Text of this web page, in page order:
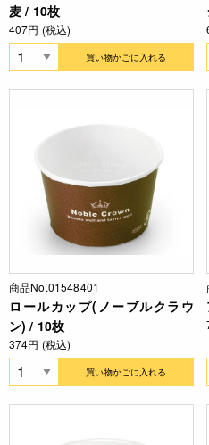
麦 / 10枚
407円 (税込)
買い物かごに入れる
商品No.01548401
ロールカップ(ノーブルクラウ
ン) / 10枚
374円 (税込)
買い物かごに入れる